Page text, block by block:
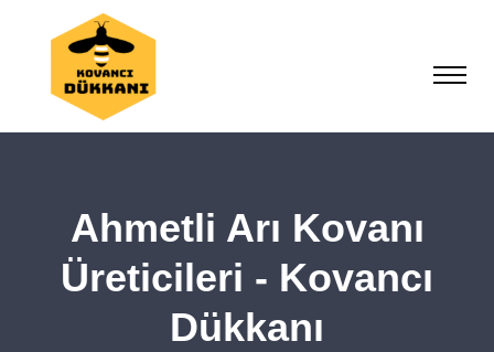
Ahmetli Arı Kovanı
Üreticileri - Kovancı
Dükkanı